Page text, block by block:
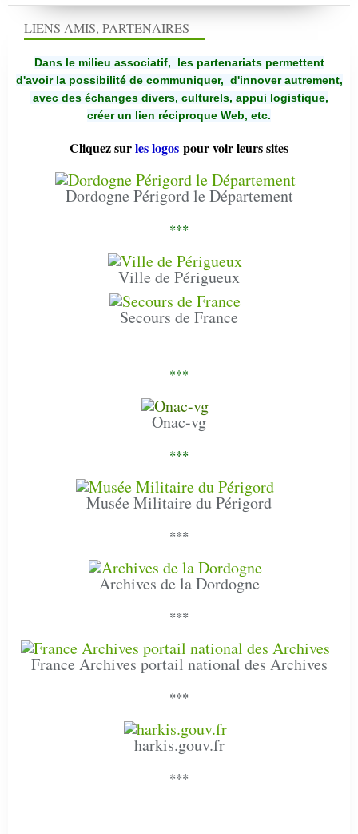
LIENS AMIS, PARTENAIRES
Dans le milieu associatif, les partenariats permettent
d'avoir la possibilité de communiquer, d'innover autrement,
avec des échanges divers, culturels, appui logistique,
créer un lien réciproque Web, etc.
Cliquez surles logos pour voir leurs sites
Dordogne Périgord le Département
***
Ville de Périgueux
Secours de France
***
Onac-vg
***
Musée Militaire du Périgord
***
Archives de la Dordogne
***
France Archives portail national des Archives
***
harkis.gouv.fr
***